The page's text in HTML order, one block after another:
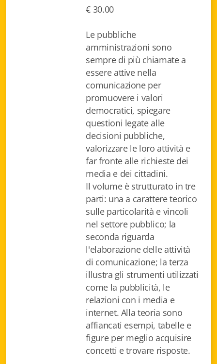
€ 30.00
Le pubbliche
amministrazioni sono
sempre di più chiamate a
essere attive nella
comunicazione per
promuovere i valori
democratici, spiegare
questioni legate alle
decisioni pubbliche,
valorizzare le loro attività e
far fronte alle richieste dei
media e dei cittadini.
Il volume è strutturato in tre
parti: una a carattere teorico
sulle particolarità e vincoli
nel settore pubblico; la
seconda riguarda
l'elaborazione delle attività
di comunicazione; la terza
illustra gli strumenti utilizzati
come la pubblicità, le
relazioni con i media e
internet. Alla teoria sono
affiancati esempi, tabelle e
figure per meglio acquisire
concetti e trovare risposte.
EJO- European Journalism Observatory
iQuaderni - fondazioneculturalecollinadoro
Istituzioni - Società - Cittadini